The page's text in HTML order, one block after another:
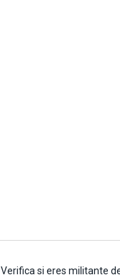
Verifica si eres militante